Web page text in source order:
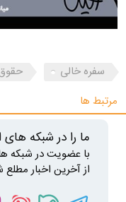
سفره خالی
مرتبط ها
ما را در شبکه های
با عضویت در شبکه
از آخرین اخبار مطلع